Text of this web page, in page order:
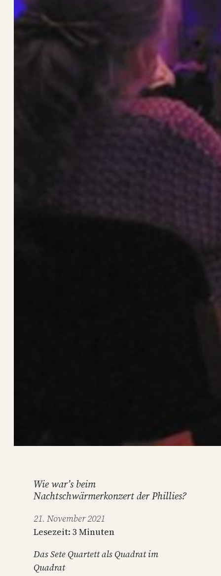
Wie war’s beim
Nachtschwärmerkonzert der Phillies?
21. November 2021
Lesezeit: 3 Minuten
Das Sete Quartett als Quadrat im
Quadrat